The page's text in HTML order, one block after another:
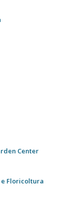
Center
Floricoltura